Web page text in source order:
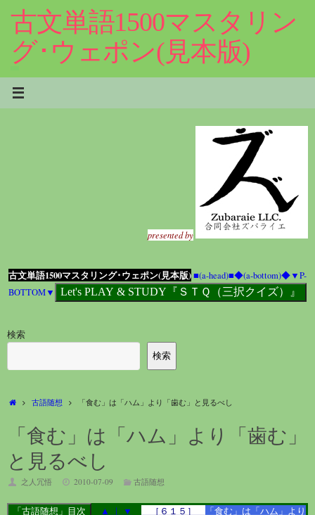
へ
キ
古文単語1500マスタリン
グ･ウェポン(見本版)
presented by
古文単語1500マスタリング･ウェポン(見本版)■(a-head)■◆(a-bottom)◆▼P-
BOTTOM▼
検索
検索
ホ
ム
古語随想 「食む」は「ハム」より「歯む」と見るべし
「食む」は「ハム」より「歯む」
と見るべし
之人冗悟 2010-07-09 古語随想
▲ ｜ ▼ ［６１５］
「食む」は「ハム」より